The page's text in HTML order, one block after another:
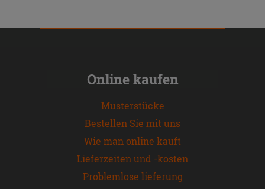
Online kaufen
Musterstücke
Bestellen Sie mit uns
Wie man online kauft
Lieferzeiten und -kosten
Problemlose lieferung